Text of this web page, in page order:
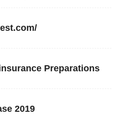
Preparations
2019